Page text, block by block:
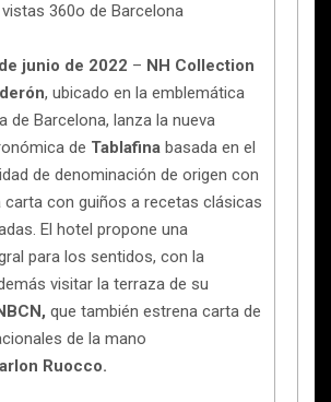
360o de Barcelona
junio de 2022 – NH Collection
, ubicado en la emblemática
de Barcelona, lanza la nueva
de Tablafina basada en el
de denominación de origen con
carta con guiños a recetas clásicas
El hotel propone una
para los sentidos, con la
visitar la terraza de su
que también estrena carta de
de la mano
Ruocco.